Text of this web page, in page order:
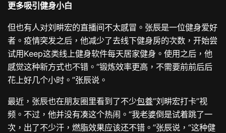
更多吸引健身小白
但也有人对刘畊宏的直播间不太感冒。张辰是一位健身爱好
者。疫情突发之后，他减少了去线下健身房的次数，开始尝
试用Keep这类线上健身软件每天居家健身。使用之后，他
感觉这种新方式也不错。“锻炼效率更高，不需要前前后后
花上好几个小时。”张辰说。
最近，张辰也在朋友圈里看到了不少包養“刘畊宏打卡”视
频。不过，他并没有凑这个热闹。“我老婆倒是试着跳了一
次，出了不少汗，燃脂效果应该还不错。”张辰说，“这种健